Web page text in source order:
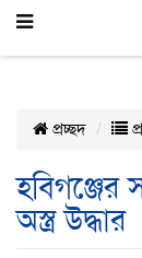
প্রচ্ছদ
অস্ত্র উদ্ধার